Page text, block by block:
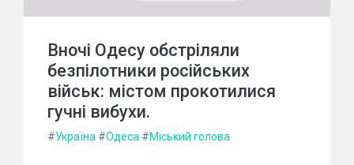
Вночі Одесу обстріляли
безпілотники російських
військ: містом прокотилися
гучні вибухи.
#Україна #Одеса #Міський голова